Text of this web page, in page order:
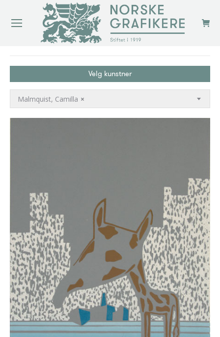
Velg kunstner
×
Malmquist, Camilla